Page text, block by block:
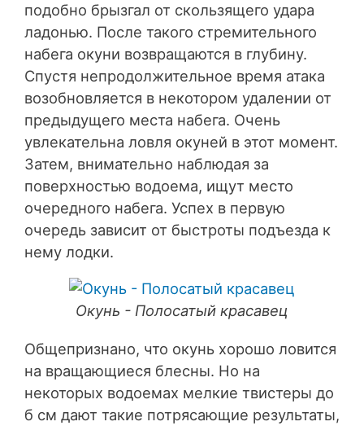
подобно брызгал от скользящего удара
ладонью. После такого стремительного
набега окуни возвращаются в глубину.
Спустя непродолжительное время атака
возобновляется в некотором удалении от
предыдущего места набега. Очень
увлекательна ловля окуней в этот момент.
Затем, внимательно наблюдая за
поверхностью водоема, ищут место
очередного набега. Успех в первую
очередь зависит от быстроты подъезда к
нему лодки.
Окунь - Полосатый красавец
Общепризнано, что окунь хорошо ловится
на вращающиеся блесны. Но на
некоторых водоемах мелкие твистеры до
б см дают такие потрясающие результаты,